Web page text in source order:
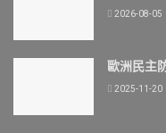
2026-08-05
歐洲民主
2025-11-20